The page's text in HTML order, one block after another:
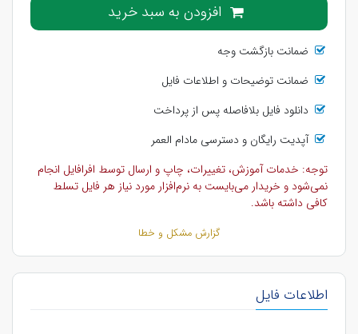
افزودن به سبد خرید
ضمانت بازگشت وجه
ضمانت توضیحات و اطلاعات فایل
دانلود فایل بلافاصله پس از پرداخت
آپدیت رایگان و دسترسی مادام العمر
توجه: خدمات آموزش، تغییرات، چاپ و ارسال توسط افرافایل انجام
نمی‌شود و خریدار می‌بایست به نرم‌افزار مورد نیاز هر فایل تسلط
کافی داشته باشد.
گزارش مشکل و خطا
اطلاعات فایل